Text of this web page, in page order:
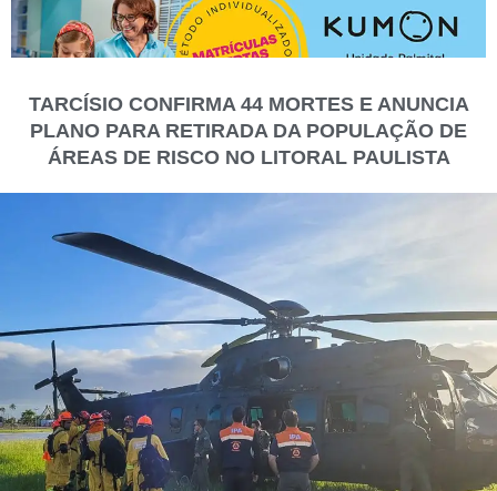
TARCÍSIO CONFIRMA 44 MORTES E ANUNCIA
PLANO PARA RETIRADA DA POPULAÇÃO DE
ÁREAS DE RISCO NO LITORAL PAULISTA